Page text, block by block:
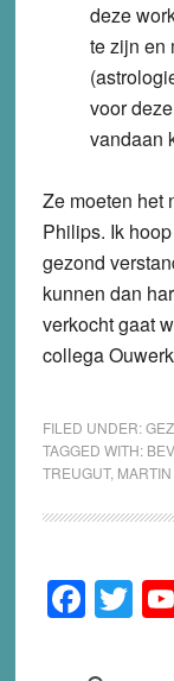
deze
te zijn en
voor
vandaan
Ze moeten het
Philips. Ik
gezond
kunnen dan
verkocht gaat
collega
FILED UNDER:
TAGGED WITH:
TREUGUT,
Primary
Sidebar
F
a
T
wi